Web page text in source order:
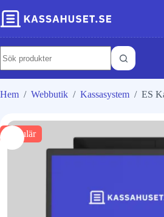
Hem / Webbutik / Kassasystem / ES
Populär